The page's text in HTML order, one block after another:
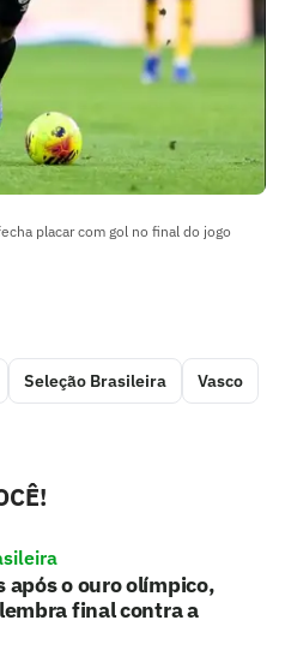
placar com gol no final do jogo
Seleção Brasileira Vasco
após o ouro olímpico,
final contra a